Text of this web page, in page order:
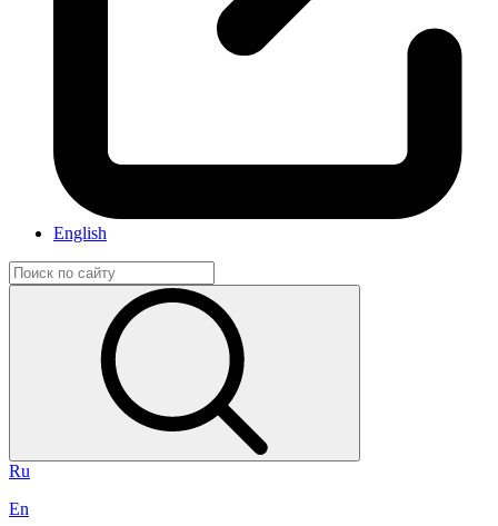
English
Ru
En